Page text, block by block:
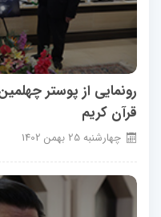
رونمایی از پوستر
قرآن کریم
چهارشنبه25 بهمن 1402